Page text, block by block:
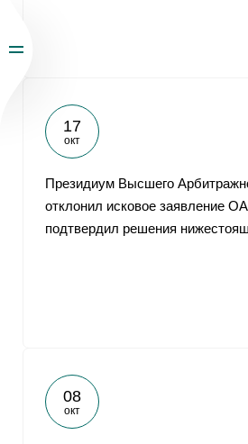
17
окт
Президиум Высшего
отклонил исковое заявление
подтвердил решения
08
окт